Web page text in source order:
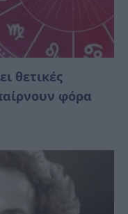
θετικές
φόρα